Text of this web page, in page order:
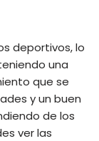
deportivos, lo
una
que se
y un buen
de los
ver las